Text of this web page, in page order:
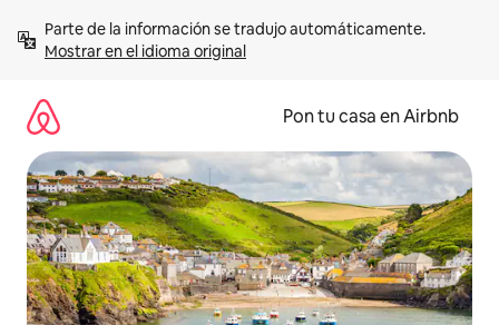
contenidoMostrar en el idioma original
Pon tu casa en Airbnb